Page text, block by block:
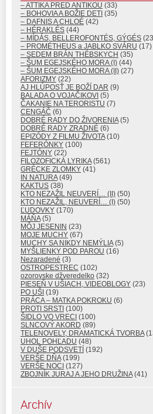
– ATTIKA PRED ANTIKOU (33)
– BOHOVIA A BOŽIE DETI (35)
– DAFNIS A CHLOÉ (42)
– HÉRAKLÉS (44)
– MÍDÁS, BELLEROFONTÉS, GÝGÉS
– PROMÉTHEUS a JABLKO SVÁRU (17)
– SEDEM BRÁN THÉBSKYCH (35)
– ŠUM EGEJSKÉHO MORA (I) (44)
– ŠUM EGEJSKÉHO MORA (II) (27)
AFORIZMY (22)
AJ HLÚPOSŤ JE BOŽÍ DAR (9)
BALADA O VOJAČIKOVI (5)
ČAKANIE NA TERORISTU (7)
CENGÁČ (6)
DOBRÉ RADY DO ŽIVORENIA(5)
DOBRÉ RADY ZRADNÉ (6)
EPIZÓDY Z FILMU ŽIVOTA(10)
FEFERÓNKY (100)
FEJTÓNY (22)
FILOZOFICKÁ LYRIKA(561)
GRÉCKE ZLOMKY (41)
IN NATURA(49)
KAKTUS (38)
KTO NEZAŽIL NEUVERÍ… (II) (50)
KTO NEZAŽIL, NEUVERÍ… (I) (50)
ĽUDOVKY (170)
MÁŇA(5)
MÔJ JESENIN (23)
MOJE MUCHY (67)
MUCHY SA NIKDY NEMÝLIA(5)
MYŠLIENKY POD PAROU (16)
Nezaradené (3)
OSTROPESTREC (102)
ozorovske džveredelko (32)
PIESEŇ V UŠIACH, VIDEOBLOGY (23)
PO UŠI (19)
PRÁCA – MATKA POKROKU (6)
PROTI SRSTI (100)
ŠIDLO VO VRECI (100)
SLNCOVÝ AKORD (89)
TELENOVELY, DRAMATICKÁ TVORBA
UHOL POHĽADU (48)
V DUŠE PODSVETÍ (192)
VERŠE DŇA(199)
VERŠE NOCI (127)
ZBOJNÍK JURAJ A JEHO DRUŽINA(41)
Archív